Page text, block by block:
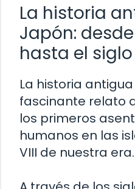
La historia
Japón:
hasta el siglo
La historia
fascinante relato
los primeros
humanos en las
VIII de nuestra era.